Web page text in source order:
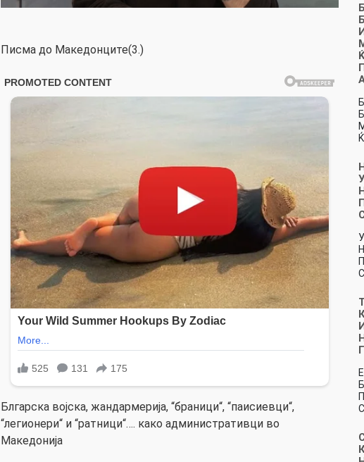
Писма до Македонците(3.)
Блгарска војска, жандармерија, “браници“, “паисиевци“,
“легионери“ и “ратници“…. како административци во
Македонија